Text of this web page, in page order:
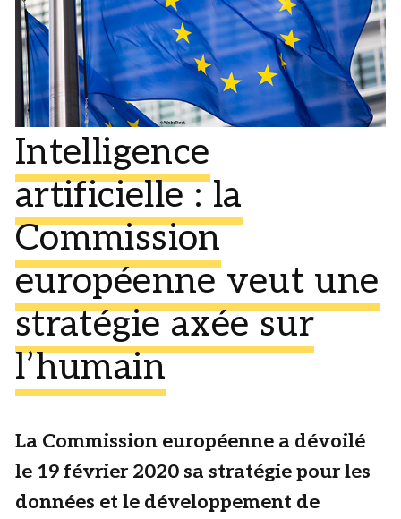
Intelligence
artificielle : la
Commission
européenne veut une
stratégie axée sur
l’humain
La Commission européenne a dévoilé
le 19 février 2020 sa stratégie pour les
données et le développement de